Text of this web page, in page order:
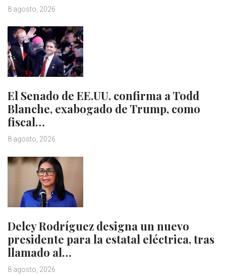
8 agosto, 2026
El Senado de EE.UU. confirma a Todd
Blanche, exabogado de Trump, como
fiscal…
8 agosto, 2026
Delcy Rodríguez designa un nuevo
presidente para la estatal eléctrica, tras
llamado al…
8 agosto, 2026